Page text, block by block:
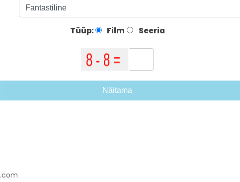
Tüüp: Film Seeria
Näitama